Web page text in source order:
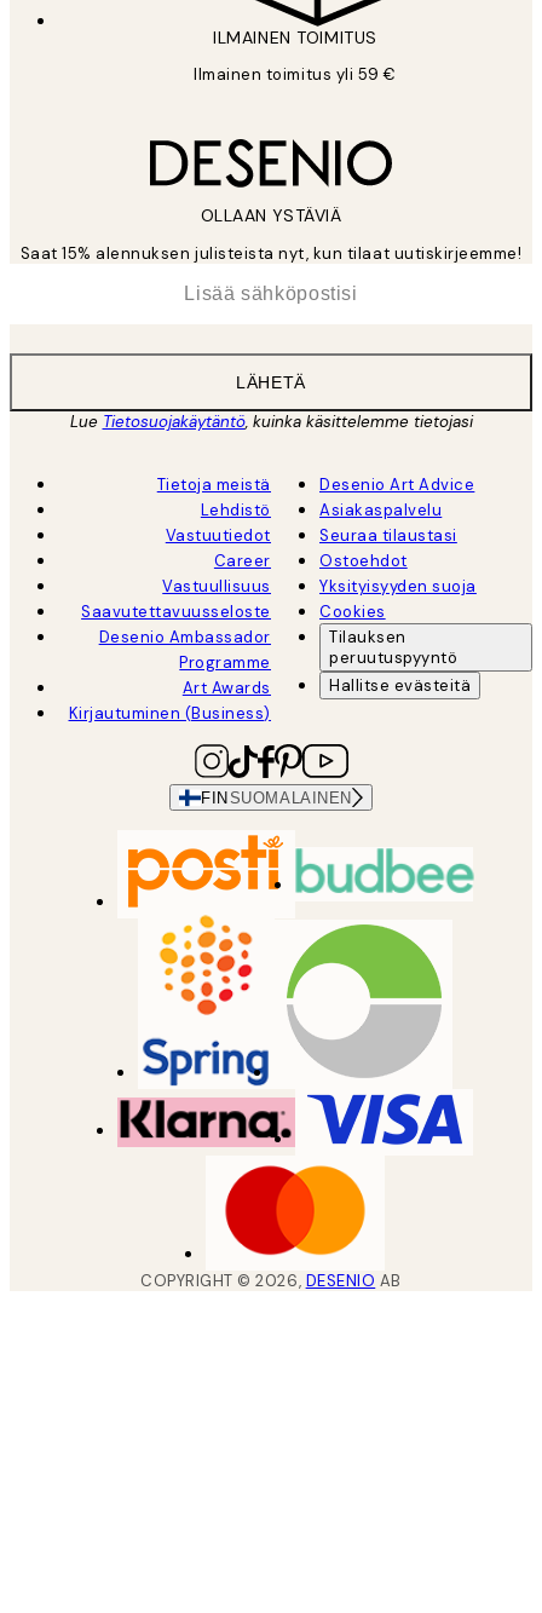
ILMAINEN TOIMITUS
Ilmainen toimitus yli 59 €
OLLAAN YSTÄVIÄ
Saat 15% alennuksen julisteista nyt, kun tilaat uutiskirjeemme!
LÄHETÄ
Lue Tietosuojakäytäntö, kuinka käsittelemme tietojasi
Tietoja meistä
Lehdistö
Vastuutiedot
Career
Vastuullisuus
Saavutettavuusseloste
Desenio Ambassador
Programme
Art Awards
Kirjautuminen (Business)
Desenio Art Advice
Asiakaspalvelu
Seuraa tilaustasi
Ostoehdot
Yksityisyyden suoja
Cookies
Tilauksen
peruutuspyyntö
Hallitse evästeitä
FIN SUOMALAINEN
COPYRIGHT ©2026, DESENIO AB